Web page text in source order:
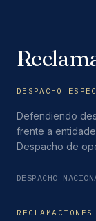
DESPACHO
Defendiendo
frente a
Despacho de
DESPACHO
RECLAMACIONES